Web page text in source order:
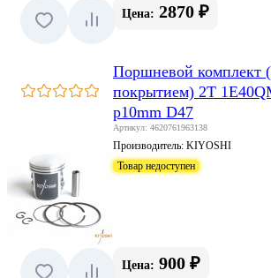
Цена: 2870 ₽
Поршневой комплект
покрытием) 2Т
p10mm D47
Артикул: 4620761963138
Производитель: KIYOSHI
Товар недоступен
Цена: 900 ₽